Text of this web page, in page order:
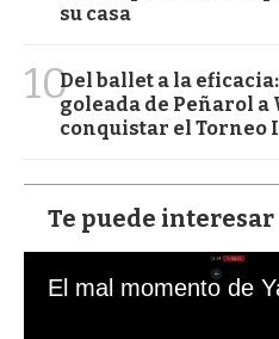
su casa
10Del ballet a la
goleada de Peñarol
conquistar el Torneo
Te puede interesar